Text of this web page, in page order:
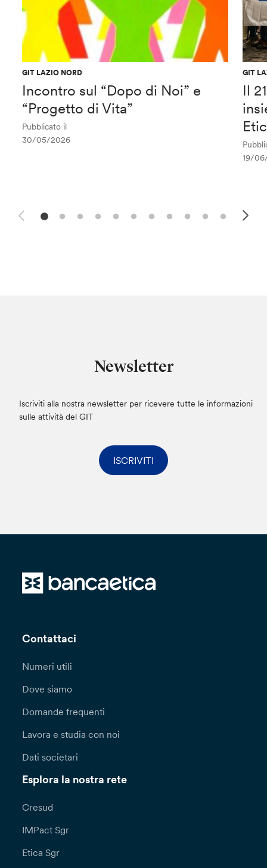
GIT LAZIO NORD
Incontro sul “Dopo di Noi” e
“Progetto di Vita”
Pubblicato il
30/05/2026
GIT
Il
19/
Newsletter
Iscriviti alla nostra newsletter per ricevere tutte le informazioni
sulle attività del GIT
ISCRIVITI
Contattaci
Numeri utili
Dove siamo
Domande frequenti
Lavora e studia con noi
Dati societari
Esplora la nostra rete
Cresud
IMPact Sgr
Etica Sgr